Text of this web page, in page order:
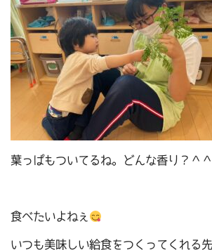
葉っぱもついてるね。どんな香り？＾＾
食べたいよねぇ
いつも美味しい給食をつくってくれる